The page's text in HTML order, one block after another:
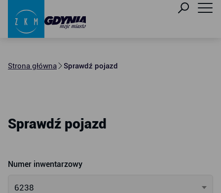
Strona główna Sprawdź pojazd
Sprawdź pojazd
Numer inwentarzowy
6238